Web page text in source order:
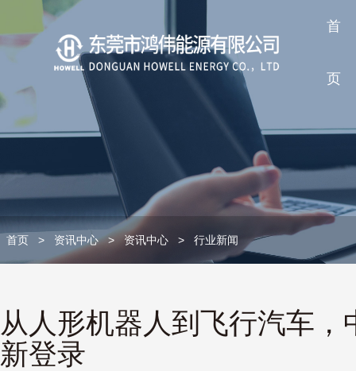
首
页
首页 > 资讯中心 > 资讯中心 > 行业新闻
从人形机器人到飞行汽车
新登录